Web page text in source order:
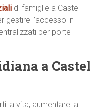
di famiglie a Castel
gestire l’accesso in
per porte
a Castel
la vita, aumentare la